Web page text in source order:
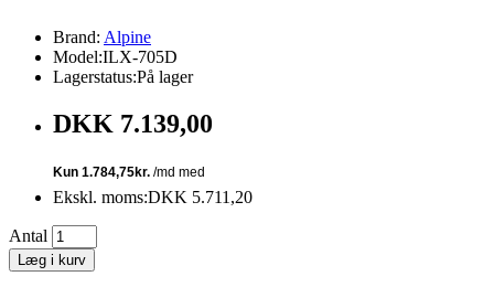
Brand: Alpine
Model:ILX-705D
Lagerstatus:På lager
DKK 7.139,00
Ekskl. moms:DKK 5.711,20
Antal
Læg i kurv